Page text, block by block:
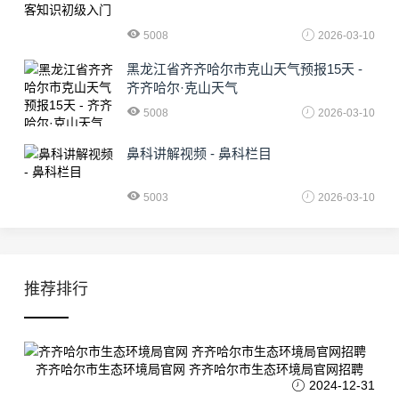
5008 2026-03-10
黑龙江省齐齐哈尔市克山天气预报15天 -
齐齐哈尔·克山天气
5008 2026-03-10
鼻科讲解视频 - 鼻科栏目
5003 2026-03-10
推荐排行
齐齐哈尔市生态环境局官网 齐齐哈尔市生态环境局官网招聘
2024-12-31